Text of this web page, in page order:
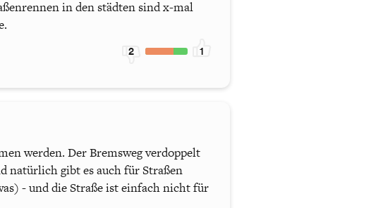
in den städten sind x-mal
2 1
werden. Der Bremsweg verdoppelt
natürlich gibt es auch für Straßen
- und die Straße ist einfach nicht für